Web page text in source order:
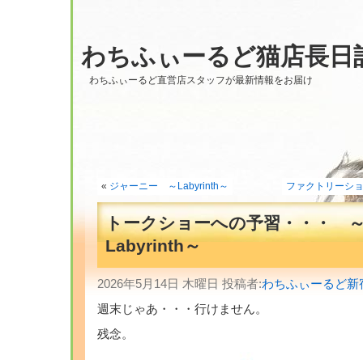
わちふぃーるど猫店長日
わちふぃーるど直営店スタッフが最新情報をお届け
« ジャーニー ～Labyrinth～ ファクトリーシ
トークショーへの予習・・・
Labyrinth～
2026年5月14日 木曜日 投稿者:わちふぃーるど
週末じゃあ・・・行けません。
残念。